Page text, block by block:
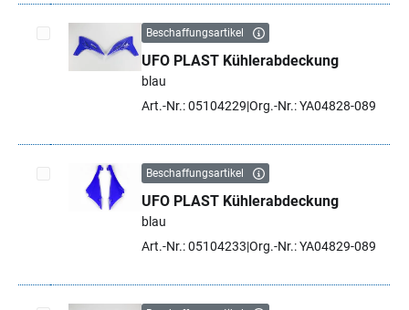
Artikel auswählen
Beschaffungsartikel
UFO PLAST Kühlerabdeckung
blau
Art.-Nr.: 05104229 Org.-Nr.: YA04828-089
Artikel auswählen
Beschaffungsartikel
UFO PLAST Kühlerabdeckung
blau
Art.-Nr.: 05104233 Org.-Nr.: YA04829-089